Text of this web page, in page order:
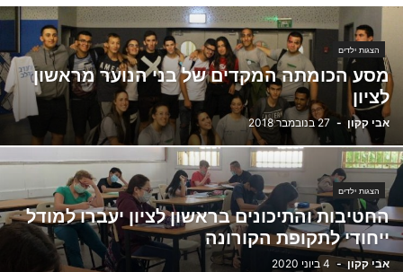
הצגות ילדים
מסע הכומתה המקדים של בני הנוער מראשון
לציון
אבי קקון - 27 בנובמבר 2018
הצגות ילדים
החטיבות והתיכונים בראשון לציון יעברו למודל
ייחודי לתקופת הקורונה
אבי קקון - 4 ביוני 2020